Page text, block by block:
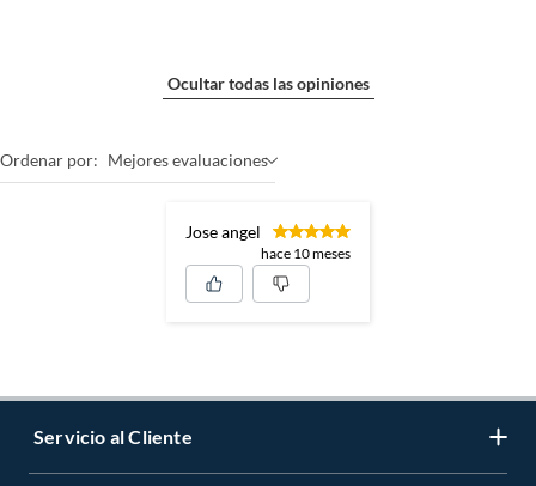
Ocultar todas las opiniones
Ordenar por: Mejores evaluaciones
Jose angel
hace 10 meses
Servicio al Cliente